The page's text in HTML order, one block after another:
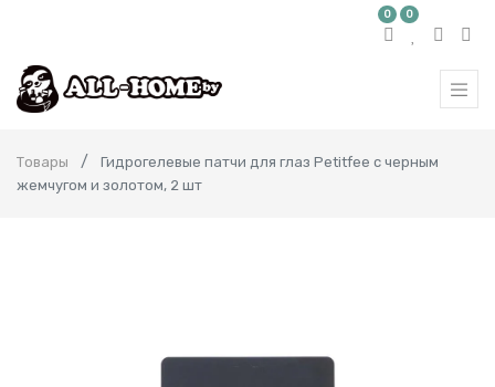
0 0
Товары
Гидрогелевые патчи для глаз Petitfee с черным
жемчугом и золотом, 2 шт